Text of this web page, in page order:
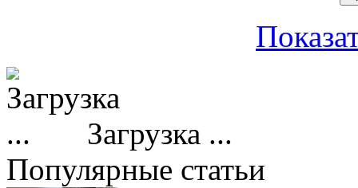
Загрузка ...
Популярные статьи